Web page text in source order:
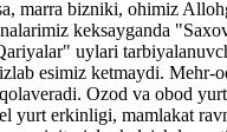
marra bizniki, ohimiz
keksayganda
uylari
esimiz ketmaydi. Mehr-
Ozod va obod
yurt erkinligi, mamlakat